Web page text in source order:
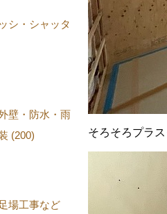
そろそろプラ
シ・シャッタ
壁・防水・雨
(200)
場工事など